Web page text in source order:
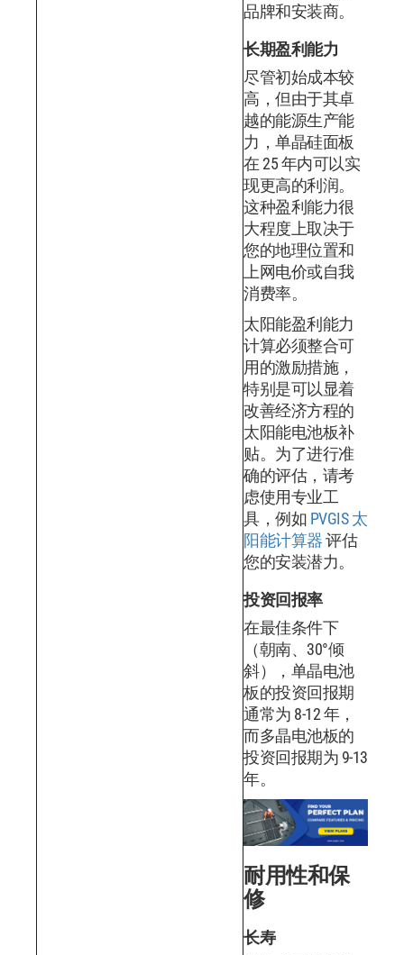
品牌和安装商。
长期盈利能力
尽管初始成本较
高，但由于其卓
越的能源生产能
力，单晶硅面板
在 25 年内可以实
现更高的利润。
这种盈利能力很
大程度上取决于
您的地理位置和
上网电价或自我
消费率。
太阳能盈利能力
计算必须整合可
用的激励措施，
特别是可以显着
改善经济方程的
太阳能电池板补
贴。为了进行准
确的评估，请考
虑使用专业工
具，例如 PVGIS 太
阳能计算器评估
您的安装潜力。
投资回报率
在最佳条件下
（朝南、30°倾
斜），单晶电池
板的投资回报期
通常为 8-12 年，
而多晶电池板的
投资回报期为 9-13
年。
耐用性和保
修
长寿